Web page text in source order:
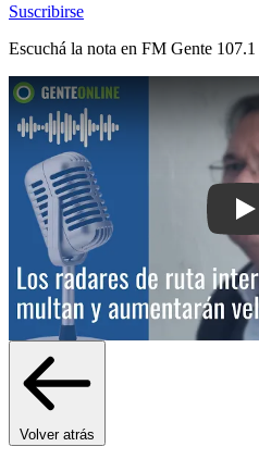
Suscribirse
Escuchá la nota en FM Gente 107.1
Volver atrás